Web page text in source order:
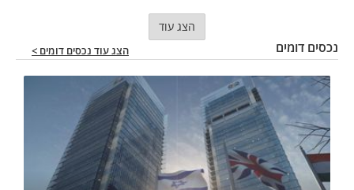
הצג עוד
נכסים דומים הצג עוד נכסים דומים >